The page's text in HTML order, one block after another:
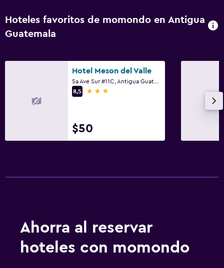
Hoteles favoritos de momondo en Antigua
Guatemala
Hotel Meson del Valle
8,5
3 estrellas
$50
Ahorra al reservar
hoteles con momondo